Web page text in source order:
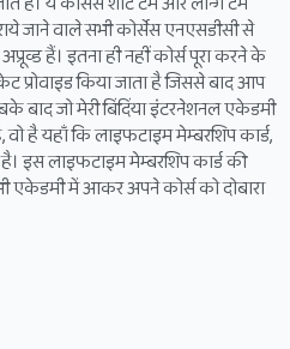
जाने वाले सभी कोर्सेस एनएसडीसी से
हैं। इतना ही नहीं कोर्स पूरा करने के
प्रोवाइड किया जाता है जिससे बाद आप
बाद जो मेरी बिंदिंया इंटरनेशनल एकेडमी
है यहाँ कि लाइफटाइम मेम्बरशिप कार्ड,
इस लाइफटाइम मेम्बरशिप कार्ड की
में आकर अपने कोर्स को दोबारा